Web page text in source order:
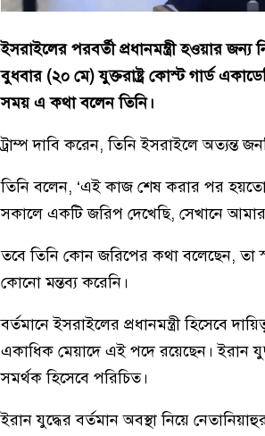
ইসরাইলের পরবর্তী প্রধানমন্ত্রী হওয়ার জন্য
বুধবার (২০ মে) যুক্তরাষ্ট্র কোস্ট গার্ড
সময় এ কথা বলেন তিনি।
ট্রাম্প দাবি করেন, তিনি ইসরাইলে অত্যন্ত
তিনি বলেন, ‘এই কাজ শেষ করার পর হয়তো
সকালে একটি জরিপ দেখেছি, সেখানে
তবে তিনি কোন জরিপের কথা বলেছেন, তা
কোনো মন্তব্য করেনি।
বর্তমানে ইসরাইলের প্রধানমন্ত্রী হিসেবে
একাধিক মেয়াদে এই পদে রয়েছেন। ইরান
সমর্থক হিসেবে পরিচিত।
ইরান যুদ্ধের বর্তমান অবস্থা নিয়ে